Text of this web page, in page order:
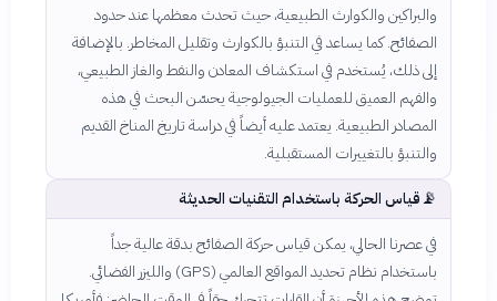
والبراكين والكوارث الطبيعية، حيث تحدث معظمها عند حدود
الصفائح. كما يساعد في التنبؤ بالكوارث وتقليل المخاطر. بالإضافة
إلى ذلك، يُستخدم في استكشاف المعادن والنفط والغاز الطبيعي،
والفهم العميق للعمليات الجيولوجية يحسّن البحث في هذه
المصادر الطبيعية. يعتمد عليه أيضاً في دراسة تاريخ المناخ القديم
والتنبؤ بالتغييرات المستقبلية.
📡قياس الحركة باستخدام التقنيات الحديثة
في عصرنا الحالي، يمكن قياس حركة الصفائح بدقة عالية جداً
باستخدام نظام تحديد المواقع العالمي (GPS) والليزر الفضائي.